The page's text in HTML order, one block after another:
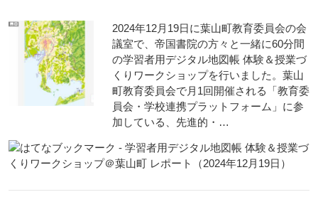
2024年12月19日に葉山町教育委員会の会
議室で、帝国書院の方々と一緒に60分間
の学習者用デジタル地図帳 体験＆授業づ
くりワークショップを行いました。葉山
町教育委員会で月1回開催される「教育委
員会・学校連携プラットフォーム」に参
加している、先進的・…